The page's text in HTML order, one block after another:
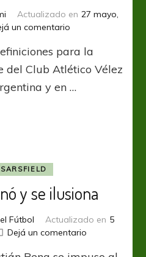
Actualizado en 27 mayo,
un comentarioen
ex
Vélez
“Voy
para la
del Club Atlético Vélez
y en …
y se ilusiona
Fútbol Actualizado en 5
Dejá un comentario